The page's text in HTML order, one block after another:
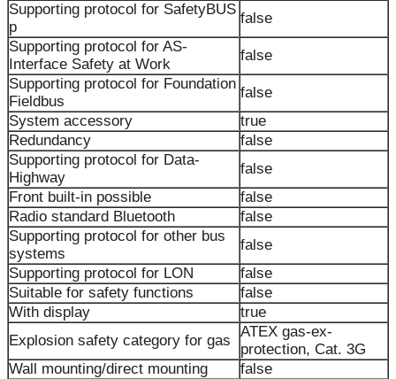
Supporting protocol for SafetyBUS
p
false
Supporting protocol for AS-
Interface Safety at Work
false
Supporting protocol for Foundation
Fieldbus
false
System accessory
true
Redundancy
false
Supporting protocol for Data-
Highway
false
Front built-in possible
false
Radio standard Bluetooth
false
Supporting protocol for other bus
systems
false
Supporting protocol for LON
false
Suitable for safety functions
false
With display
true
Explosion safety category for gas
ATEX gas-ex-
protection, Cat. 3G
Wall mounting/direct mounting
false